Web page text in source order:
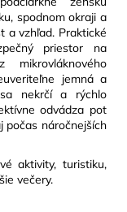
spodnom okraji a
a vzhľad. Praktické
priestor na
jemná a
nekrčí a rýchlo
odvádza pot
počas náročnejších
aktivity, turistiku,
večery.